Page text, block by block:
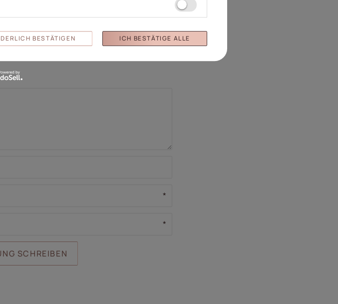
5/5
SCHREIBEN
BESTÄTIGEN ICH BESTÄTIGE ALLE